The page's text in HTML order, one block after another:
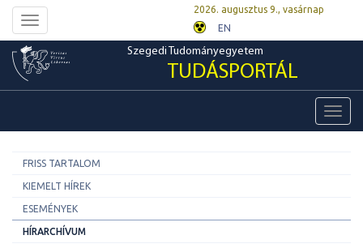
Toggle
navigation
2026. augusztus 9., vasárnap
EN
Szegedi Tudományegyetem
TUDÁSPORTÁL
FRISS TARTALOM
KIEMELT HÍREK
ESEMÉNYEK
HÍRARCHÍVUM